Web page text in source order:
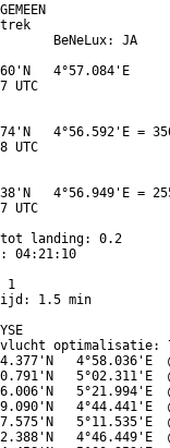
BeNeLux: JA
4°57.084'E
UTC
4°56.592'E =
UTC
4°56.949'E =
UTC
landing: 0.2
04:21:10
1
1.5 min
optimalisatie:
4°58.036'E
5°02.311'E
5°21.994'E
4°44.441'E
5°11.535'E
4°46.449'E